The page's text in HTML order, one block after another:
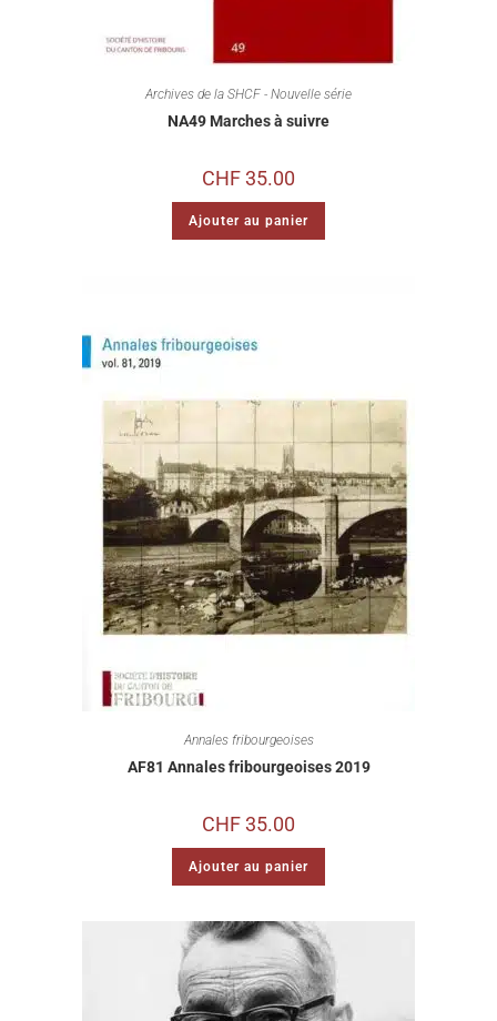
Archives de la SHCF - Nouvelle série
NA49 Marches à suivre
CHF35.00
Ajouter au panier
Annales fribourgeoises
AF81 Annales fribourgeoises 2019
CHF35.00
Ajouter au panier